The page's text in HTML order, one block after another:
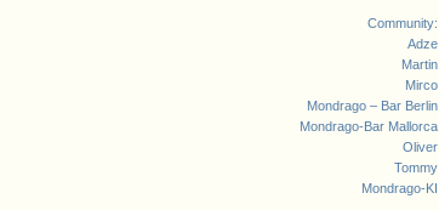
Community:
Adze
Martin
Mirco
Mondrago – Bar Berlin
Mondrago-Bar Mallorca
Oliver
Tommy
Mondrago-KI